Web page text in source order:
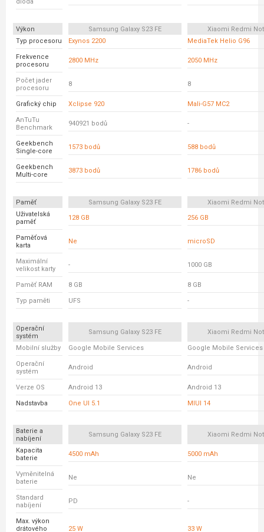
Výkon Samsung Galaxy S23 FE
Xiaomi Redmi
Typ procesoru
Exynos 2200 MediaTek Helio G96
Frekvence
procesoru
2800 MHz 2050 MHz
Počet jader
procesoru
8 8
Grafický chip Xclipse 920 Mali-G57 MC2
AnTuTu
Benchmark
940921 bodů -
Geekbench
Single-core
1573 bodů 588 bodů
Geekbench
Multi-core
3873 bodů 1786 bodů
Paměť Samsung Galaxy S23 FE
Xiaomi Redmi
Uživatelská
paměť
128 GB 256 GB
Paměťová
karta
Ne microSD
Maximální
velikost karty
- 1000 GB
Paměť RAM 8 GB 8 GB
Typ paměti UFS -
Operační
systém
Samsung Galaxy S23 FE Xiaomi Redmi
Mobilní služby Google Mobile Services Google Mobile Services
Operační
systém
Android Android
Verze OS Android 13 Android 13
Nadstavba One UI 5.1 MIUI 14
Baterie a
nabíjení
Samsung Galaxy S23 FE Xiaomi Redmi
Kapacita
baterie
4500 mAh 5000 mAh
Vyměnitelná
baterie
Ne Ne
Standard
nabíjení
PD -
Max. výkon
drátového
25 W 33 W